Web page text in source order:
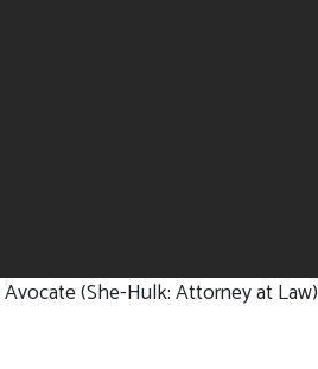
(She-Hulk: Attorney at Law)